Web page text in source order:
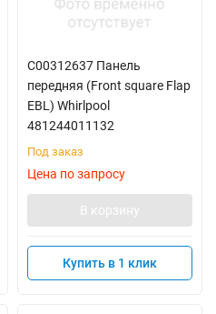
C00312637 Панель
передняя (Front square Flap
EBL) Whirlpool
481244011132
Под заказ
Цена по запросу
В корзину
Купить в 1 клик